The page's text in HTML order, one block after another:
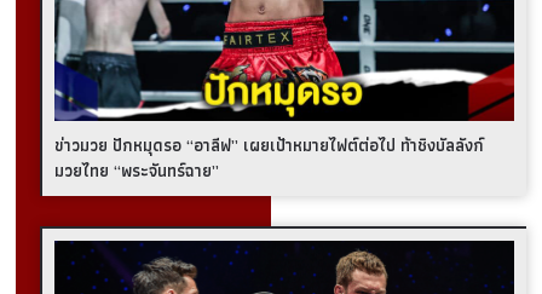
ข่าวมวย ปักหมุดรอ “อาลีฟ” เผยเป้าหมายไฟต์ต่อไป ท้าชิงบัลลังก์
มวยไทย “พระจันทร์ฉาย”